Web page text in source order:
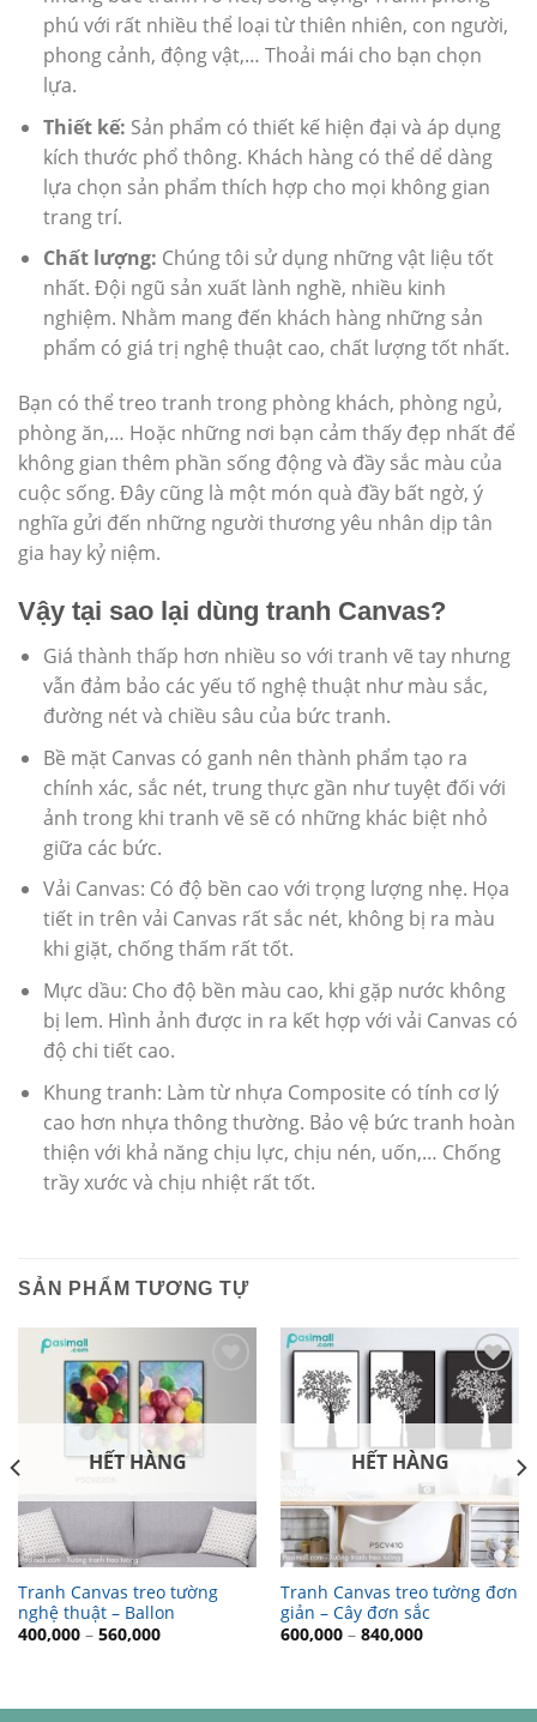
phú với rất nhiều thể loại từ thiên nhiên, con người,
phong cảnh, động vật,… Thoải mái cho bạn chọn
lựa.
Thiết kế: Sản phẩm có thiết kế hiện đại và áp dụng
kích thước phổ thông. Khách hàng có thể dể dàng
lựa chọn sản phẩm thích hợp cho mọi không gian
trang trí.
Chất lượng: Chúng tôi sử dụng những vật liệu tốt
nhất. Đội ngũ sản xuất lành nghề, nhiều kinh
nghiệm. Nhằm mang đến khách hàng những sản
phẩm có giá trị nghệ thuật cao, chất lượng tốt nhất.
Bạn có thể treo tranh trong phòng khách, phòng ngủ,
phòng ăn,… Hoặc những nơi bạn cảm thấy đẹp nhất để
không gian thêm phần sống động và đầy sắc màu của
cuộc sống. Đây cũng là một món quà đầy bất ngờ, ý
nghĩa gửi đến những người thương yêu nhân dịp tân
gia hay kỷ niệm.
Vậy tại sao lại dùng tranh Canvas?
Giá thành thấp hơn nhiều so với tranh vẽ tay nhưng
vẫn đảm bảo các yếu tố nghệ thuật như màu sắc,
đường nét và chiều sâu của bức tranh.
Bề mặt Canvas có ganh nên thành phẩm tạo ra
chính xác, sắc nét, trung thực gần như tuyệt đối với
ảnh trong khi tranh vẽ sẽ có những khác biệt nhỏ
giữa các bức.
Vải Canvas: Có độ bền cao với trọng lượng nhẹ. Họa
tiết in trên vải Canvas rất sắc nét, không bị ra màu
khi giặt, chống thấm rất tốt.
Mực dầu: Cho độ bền màu cao, khi gặp nước không
bị lem. Hình ảnh được in ra kết hợp với vải Canvas có
độ chi tiết cao.
Khung tranh: Làm từ nhựa Composite có tính cơ lý
cao hơn nhựa thông thường. Bảo vệ bức tranh hoàn
thiện với khả năng chịu lực, chịu nén, uốn,… Chống
trầy xước và chịu nhiệt rất tốt.
SẢN PHẨM TƯƠNG TỰ
danh
HẾT HÀNG
Tranh Canvas treo tường
nghệ thuật – Ballon
400,000– 560,000
Thêm
vào
danh
yêu
HẾT HÀNG
Tranh Canvas treo tường đơn
giản – Cây đơn sắc
600,000– 840,000